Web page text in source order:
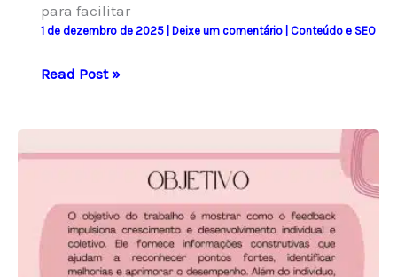
para facilitar
1 de dezembro de 2025 Deixe um comentário Conteúdo e SEO
O
e
para
Read Post »